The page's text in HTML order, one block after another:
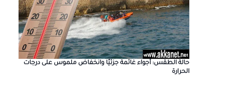
حالة الطقس: أجواء غائمة جزئيًا وانخفاض ملموس على درجات
الحرارة